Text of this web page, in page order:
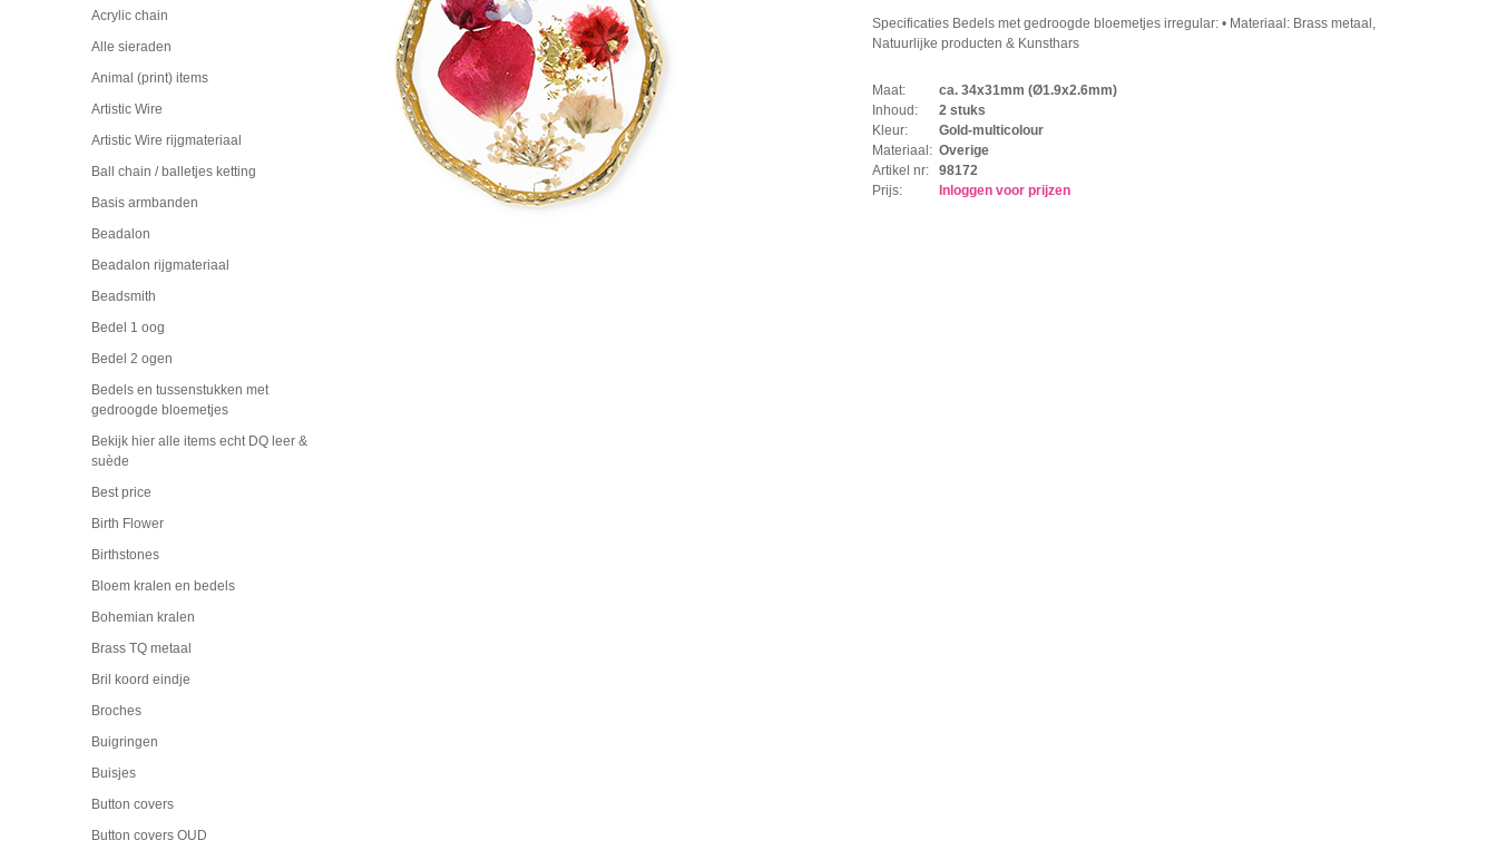
Acrylic chain
Alle sieraden
Animal (print) items
Artistic Wire
Artistic Wire rijgmateriaal
Ball chain / balletjes ketting
Basis armbanden
Beadalon
Beadalon rijgmateriaal
Beadsmith
Bedel 1 oog
Bedel 2 ogen
Bedels en tussenstukken met
gedroogde bloemetjes
Bekijk hier alle items echt DQ leer &
suède
Best price
Birth Flower
Birthstones
Bloem kralen en bedels
Bohemian kralen
Brass TQ metaal
Bril koord eindje
Broches
Buigringen
Buisjes
Button covers
Button covers OUD
Specificaties Bedels met gedroogde bloemetjes irregular: • Materiaal: Brass metaal,
Natuurlijke producten & Kunsthars
Maat:
ca. 34x31mm (Ø1.9x2.6mm)
Inhoud:
2 stuks
Kleur:
Gold-multicolour
Materiaal: Overige
Artikel nr:
98172
Prijs:
Inloggen voor prijzen